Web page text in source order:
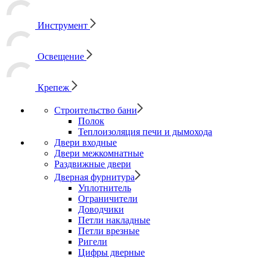
Инструмент
Освещение
Крепеж
Строительство бани
Полок
Теплоизоляция печи и дымохода
Двери входные
Двери межкомнатные
Раздвижные двери
Дверная фурнитура
Уплотнитель
Ограничители
Доводчики
Петли накладные
Петли врезные
Ригели
Цифры дверные